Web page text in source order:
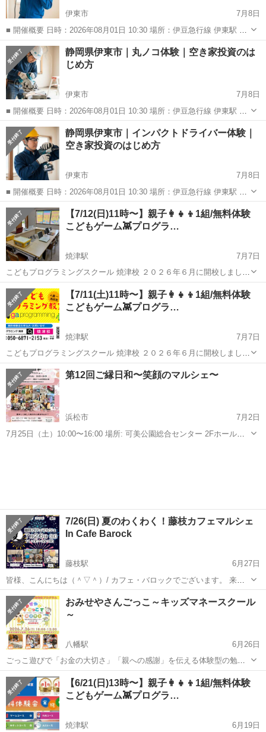
伊東市
7月8日
■ 開催概要 日時：2026年08月01日 10:30 場所：伊豆急行線 伊東駅 徒
歩29分 定員：10人 参加費：¥3,000 エリア：静岡県伊東市
―――――――――――― 空き家で電動ドリルを...
静岡 伊東市 ワークショップ DIY
静岡県伊東市｜丸ノコ体験｜空き家投資のは
じめ方
伊東市
7月8日
■ 開催概要 日時：2026年08月01日 10:30 場所：伊豆急行線 伊東駅 徒
歩29分 定員：10人 参加費：¥3,000 エリア：静岡県伊東市
―――――――――――― 空き家で丸ノコを体験...
静岡 伊東市 ワークショップ DIY
静岡県伊東市｜インパクトドライバー体験｜
空き家投資のはじめ方
伊東市
7月8日
■ 開催概要 日時：2026年08月01日 10:30 場所：伊豆急行線 伊東駅 徒
歩29分 定員：10人 参加費：¥3,000 エリア：静岡県伊東市
―――――――――――― 空き家でインパクトド...
静岡 伊東市 ワークショップ DIY
【7/12(日)11時〜】親子👩‍👧‍👦1組/無料体験
こどもゲーム👾プログラ…
焼津駅
7月7日
こどもプログラミングスクール 焼津校 ２０２６年６月に開校しました
🖥️ 焼津市大村中学校正門から、徒歩０分です。 是非、親子でゲーム👾
をつくって、遊んで学んでください。 【対象】 🟡小学生...
静岡 焼津市 焼津駅 ワークショップ こども
【7/11(土)11時〜】親子👩‍👧‍👦1組/無料体験
こどもゲーム👾プログラ…
焼津駅
7月7日
こどもプログラミングスクール 焼津校 ２０２６年６月に開校しました
🖥️ 焼津市大村中学校正門から、徒歩０分です。 是非、親子でゲーム👾
をつくって、遊んで学んでください。 【対象】 🟡小学生...
静岡 焼津市 焼津駅 ワークショップ
第12回ご縁日和〜笑顔のマルシェ〜
浜松市
7月2日
7月25日（土）10:00〜16:00 場所: 可美公園総合センター 2Fホール
7/26(日) 夏のわくわく！藤枝カフェマルシェ
In Cafe Barock
藤枝駅
6月27日
皆様、こんにちは（＾▽＾）/ カフェ・バロックでございます。 来た
ぞ、夏！ と思わせるような日射しと暑さ。 皆様、いかがおすごしでし
ょうか。 さぁ！気分を一新して第二弾！ カフェ・バロックは、粋な大
人のマ...
静岡 藤枝市 藤枝駅 ワークショップ 水素
おみせやさんごっこ～キッズマネースクール
～
八幡駅
6月26日
ごっこ遊びで「お金の大切さ」「親への感謝」を伝える体験型の勉強
会です。 大人でも伝えようと思ったら案外むずかしい。 学校でも教え
てくれない大切なお金のコト。 おみせやさんごっこをしながら楽しく
学べます！ お子...
静岡 浜松市 八幡駅 ワークショップ
キッズマネースクール
【6/21(日)13時〜】親子👩‍👧‍👦1組/無料体験
こどもゲーム👾プログラ…
焼津駅 6月19日